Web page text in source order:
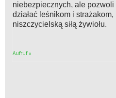
niebezpiecznych, ale
działać leśnikom i
niszczycielską siłą żywiołu.
Aufruf »